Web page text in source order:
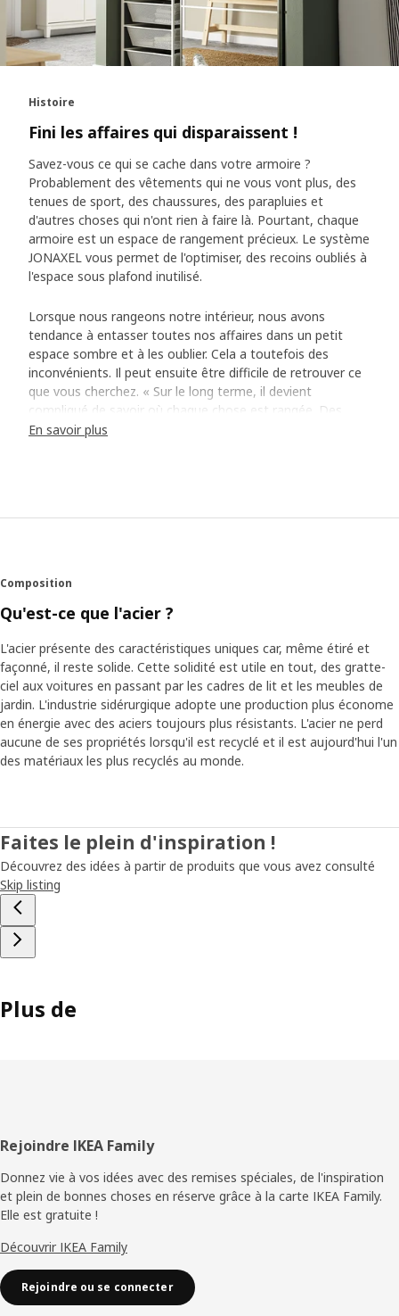
Histoire
Fini les affaires qui disparaissent !
Savez-vous ce qui se cache dans votre armoire ?
Probablement des vêtements qui ne vous vont plus, des
tenues de sport, des chaussures, des parapluies et
d'autres choses qui n'ont rien à faire là. Pourtant, chaque
armoire est un espace de rangement précieux. Le système
JONAXEL vous permet de l'optimiser, des recoins oubliés à
l'espace sous plafond inutilisé.
Lorsque nous rangeons notre intérieur, nous avons
tendance à entasser toutes nos affaires dans un petit
espace sombre et à les oublier. Cela a toutefois des
inconvénients. Il peut ensuite être difficile de retrouver ce
que vous cherchez. « Sur le long terme, il devient
compliqué de savoir où chaque chose est rangée. Des
objets disparaissent et c'est le désordre », explique Paul
Pour savoir comment aider les gens au mieux, Paul et ses
avons découvert une dure réalité, déclare Paul en souriant.
La plupart des armoires se composaient uniquement
d'une tablette et d'une tringle en dessous. C'est simple,
mais pas très pratique. Les gens y rangeaient le plus
d'affaires possible et le reste traînait par terre. »
Un gain de temps et d'espace
Il arrive très souvent que nous soyons trop occupés ou
fatigués pour consacrer beaucoup de temps au
rangement. « C'est pourquoi nous devions trouver une
Vous pouvez en empiler plusieurs pour obtenir davantage
d'espace. « Ce système vous permet de garder votre
intérieur en ordre. Il vous simplifie le quotidien en vous
aidant à retrouver plus facilement toutes vos affaires. »
En savoir plus
Composition
Qu'est-ce que l'acier ?
L'acier présente des caractéristiques uniques car, même étiré et
façonné, il reste solide. Cette solidité est utile en tout, des gratte-
ciel aux voitures en passant par les cadres de lit et les meubles de
jardin. L'industrie sidérurgique adopte une production plus économe
en énergie avec des aciers toujours plus résistants. L'acier ne perd
aucune de ses propriétés lorsqu'il est recyclé et il est aujourd'hui l'un
des matériaux les plus recyclés au monde.
Faites le plein d'inspiration !
Découvrez des idées à partir de produits que vous avez consulté
Skip listing
Plus de
Pied
de
page
Rejoindre IKEA Family
Donnez vie à vos idées avec des remises spéciales, de l'inspiration
et plein de bonnes choses en réserve grâce à la carte IKEA Family.
Elle est gratuite !
Découvrir IKEA Family
Rejoindre ou se connecter